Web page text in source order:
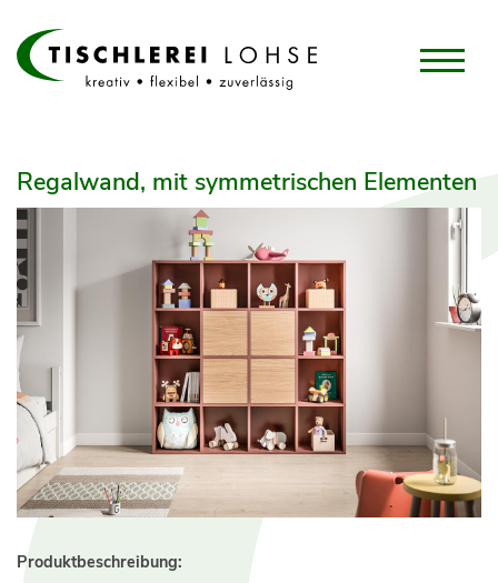
Regalwand, mit symmetrischen Elementen
Produktbeschreibung: